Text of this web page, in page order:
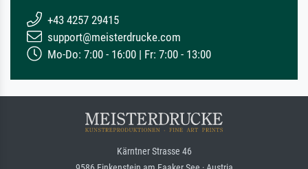
+43 4257 29415
support@meisterdrucke.com
Mo-Do: 7:00 - 16:00 | Fr: 7:00 - 13:00
Kärntner Strasse 46